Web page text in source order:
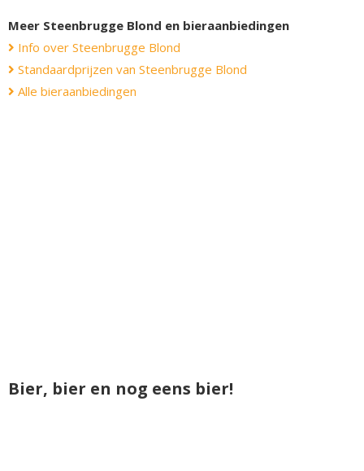
Meer Steenbrugge Blond en bieraanbiedingen
Info over Steenbrugge Blond
Standaardprijzen van Steenbrugge Blond
Alle bieraanbiedingen
Bier, bier en nog eens bier!